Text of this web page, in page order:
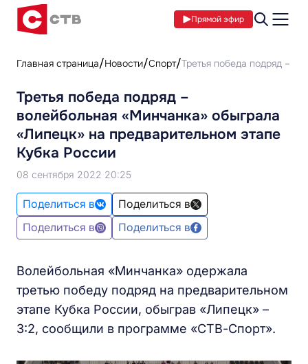
Прямой эфир
Главная страница Новости Спорт Третья победа подряд –
Третья победа подряд –
волейбольная «Минчанка» обыграла
«Липецк» на предварительном этапе
Кубка России
08 сентября 2022 20:25
Поделиться в
Поделиться в
Поделиться в
Поделиться в
Волейбольная «Минчанка» одержала
третью победу подряд на предварительном
этапе Кубка России, обыграв «Липецк» –
3:2, сообщили в программе «СТВ-Спорт».